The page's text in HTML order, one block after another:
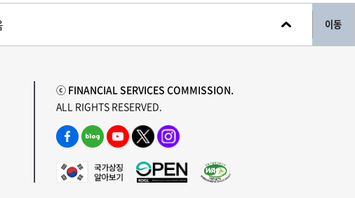
이동
ⓒ FINANCIAL SERVICES COMMISSION.
ALL RIGHTS RESERVED.